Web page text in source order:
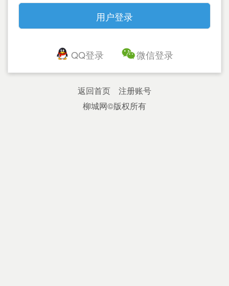
QQ登录 微信登录
返回首页
注册账号
柳城网©版权所有